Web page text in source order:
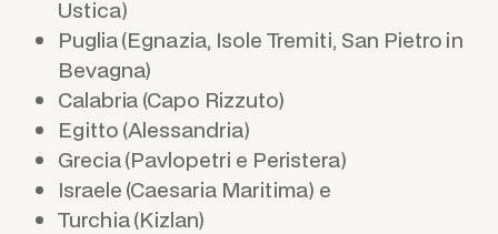
Ustica)
Puglia (Egnazia, Isole Tremiti, San Pietro in
Bevagna)
Calabria (Capo Rizzuto)
Egitto (Alessandria)
Grecia (Pavlopetri e Peristera)
Israele (Caesaria Maritima) e
Turchia (Kizlan)